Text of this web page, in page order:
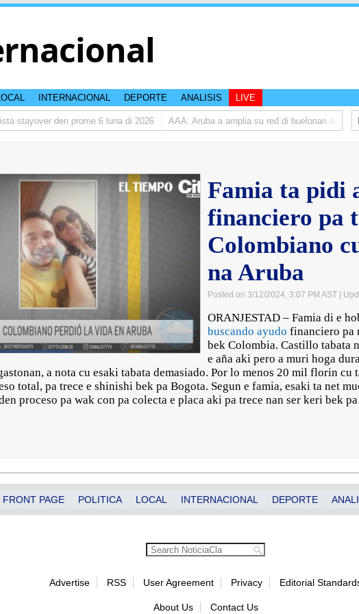
INTERNACIONAL DEPORTE ANALISIS LIVE
stayover den prome 6 luna di 2026 AAA: Aruba a amplia su red di buelonan den 2025
Famia ta pidi
financiero pa
Colombiano
na Aruba
Posted on 3/12/2024, 3:07 PM AST |
ORANJESTAD – Famia di e
buscando ayudo financiero pa
bek Colombia. Castillo tabata
e aña aki pero a muri hoga
a nota cu esaki tabata demasiado. Por lo menos 20 mil florin cu
total, pa trece e shinishi bek pa Bogota. Segun e famia, esaki ta net
proceso pa wak con pa colecta e placa aki pa trece nan ser keri bek
FRONT PAGE POLITICA LOCAL INTERNACIONAL DEPORTE
Advertise RSS User Agreement Privacy Editorial
About Us Contact Us